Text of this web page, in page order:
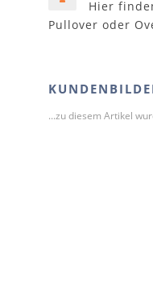
Hier
Pullover oder
...zu diesem Artikel